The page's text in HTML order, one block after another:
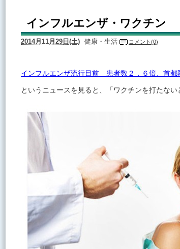
インフルエンザ・ワクチン
2014月11月29日(土) 健康・生活 コメント(0)
インフルエンザ流行目前 患者数２．６倍、首都
というニュースを見ると、「ワクチンを打たな